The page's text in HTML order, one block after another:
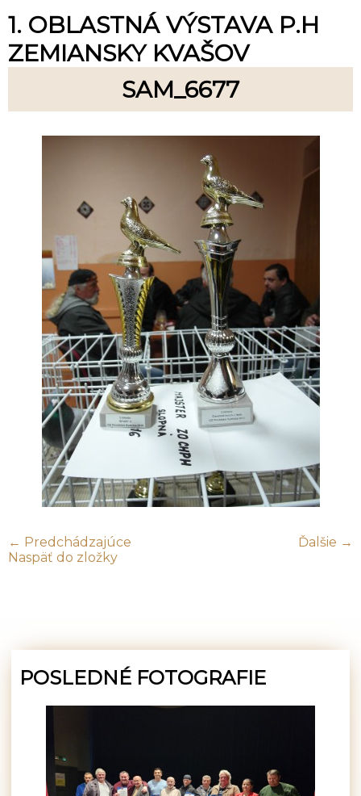
1. OBLASTNÁ VÝSTAVA P.H
ZEMIANSKY KVAŠOV
SAM_6677
← Predchádzajúce
Ďalšie →
Naspäť do zložky
POSLEDNÉ FOTOGRAFIE